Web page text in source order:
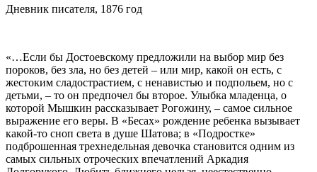
Дневник писателя, 1876 год
«…Если бы Достоевскому предложили на выбор мир без
пороков, без зла, но без детей – или мир, какой он есть, с
жестоким сладострастием, с ненавистью и подпольем, но с
детьми, – то он предпочел бы второе. Улыбка младенца, о
которой Мышкин рассказывает Рогожину, – самое сильное
выражение его веры. В «Бесах» рождение ребенка вызывает
какой-то сноп света в душе Шатова; в «Подростке»
подброшенная трехнедельная девочка становится одним из
самых сильных отроческих впечатлений Аркадия